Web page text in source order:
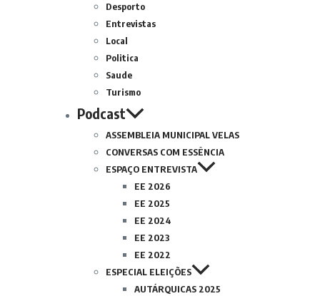
Desporto
Entrevistas
Local
Politica
Saude
Turismo
Podcast
ASSEMBLEIA MUNICIPAL VELAS
CONVERSAS COM ESSÊNCIA
ESPAÇO ENTREVISTA
EE 2026
EE 2025
EE 2024
EE 2023
EE 2022
ESPECIAL ELEIÇÕES
AUTÁRQUICAS 2025